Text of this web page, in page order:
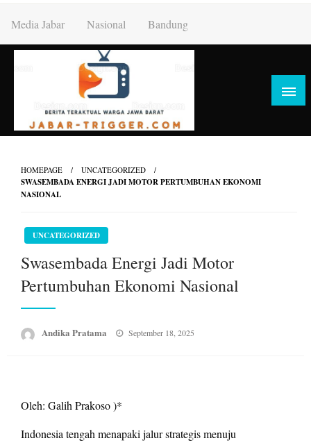
content
Media Jabar Nasional Bandung
HOMEPAGE UNCATEGORIZED
SWASEMBADA ENERGI JADI MOTOR PERTUMBUHAN EKONOMI
NASIONAL
UNCATEGORIZED
Swasembada Energi Jadi Motor
Pertumbuhan Ekonomi Nasional
Andika Pratama
Posted
September 18, 2025
Oleh: Galih Prakoso )*
Indonesia tengah menapaki jalur strategis menuju